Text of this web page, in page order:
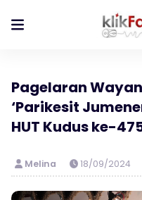
Pagelaran
‘Parikesit
HUT Kudus ke-
Melina 18/09/2024